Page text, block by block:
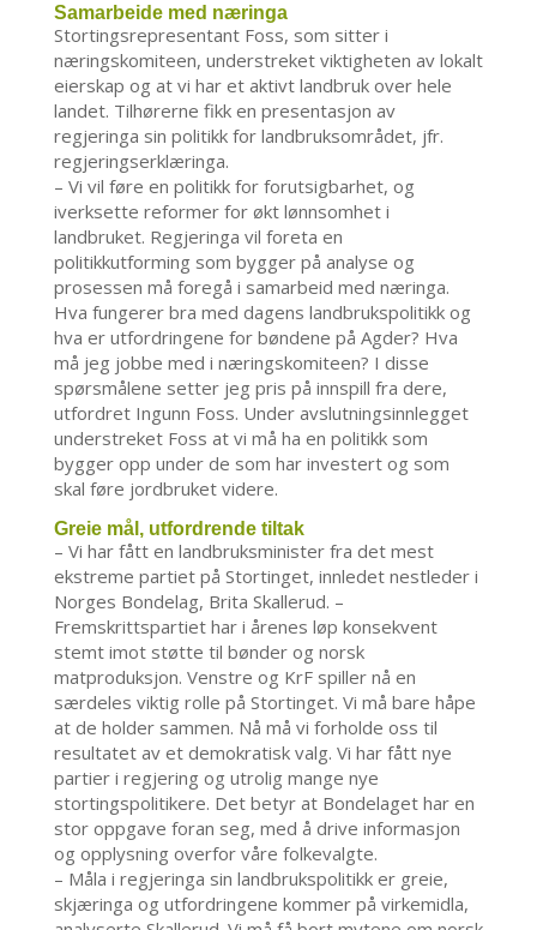
Samarbeide med næringa
Stortingsrepresentant Foss, som sitter i
næringskomiteen, understreket viktigheten av lokalt
eierskap og at vi har et aktivt landbruk over hele
landet. Tilhørerne fikk en presentasjon av
regjeringa sin politikk for landbruksområdet, jfr.
regjeringserklæringa.
– Vi vil føre en politikk for forutsigbarhet, og
iverksette reformer for økt lønnsomhet i
landbruket. Regjeringa vil foreta en
politikkutforming som bygger på analyse og
prosessen må foregå i samarbeid med næringa.
Hva fungerer bra med dagens landbrukspolitikk og
hva er utfordringene for bøndene på Agder? Hva
må jeg jobbe med i næringskomiteen? I disse
spørsmålene setter jeg pris på innspill fra dere,
utfordret Ingunn Foss. Under avslutningsinnlegget
understreket Foss at vi må ha en politikk som
bygger opp under de som har investert og som
skal føre jordbruket videre.
Greie mål, utfordrende tiltak
– Vi har fått en landbruksminister fra det mest
ekstreme partiet på Stortinget, innledet nestleder i
Norges Bondelag, Brita Skallerud. –
Fremskrittspartiet har i årenes løp konsekvent
stemt imot støtte til bønder og norsk
matproduksjon. Venstre og KrF spiller nå en
særdeles viktig rolle på Stortinget. Vi må bare håpe
at de holder sammen. Nå må vi forholde oss til
resultatet av et demokratisk valg. Vi har fått nye
partier i regjering og utrolig mange nye
stortingspolitikere. Det betyr at Bondelaget har en
stor oppgave foran seg, med å drive informasjon
og opplysning overfor våre folkevalgte.
– Måla i regjeringa sin landbrukspolitikk er greie,
skjæringa og utfordringene kommer på virkemidla,